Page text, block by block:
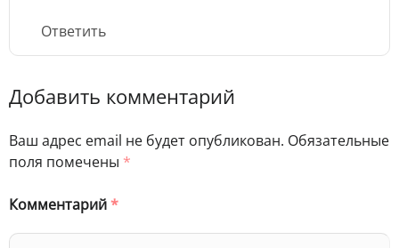
Ответить
Добавить комментарий
Ваш адрес email не будет опубликован. Обязательные
поля помечены *
Комментарий*